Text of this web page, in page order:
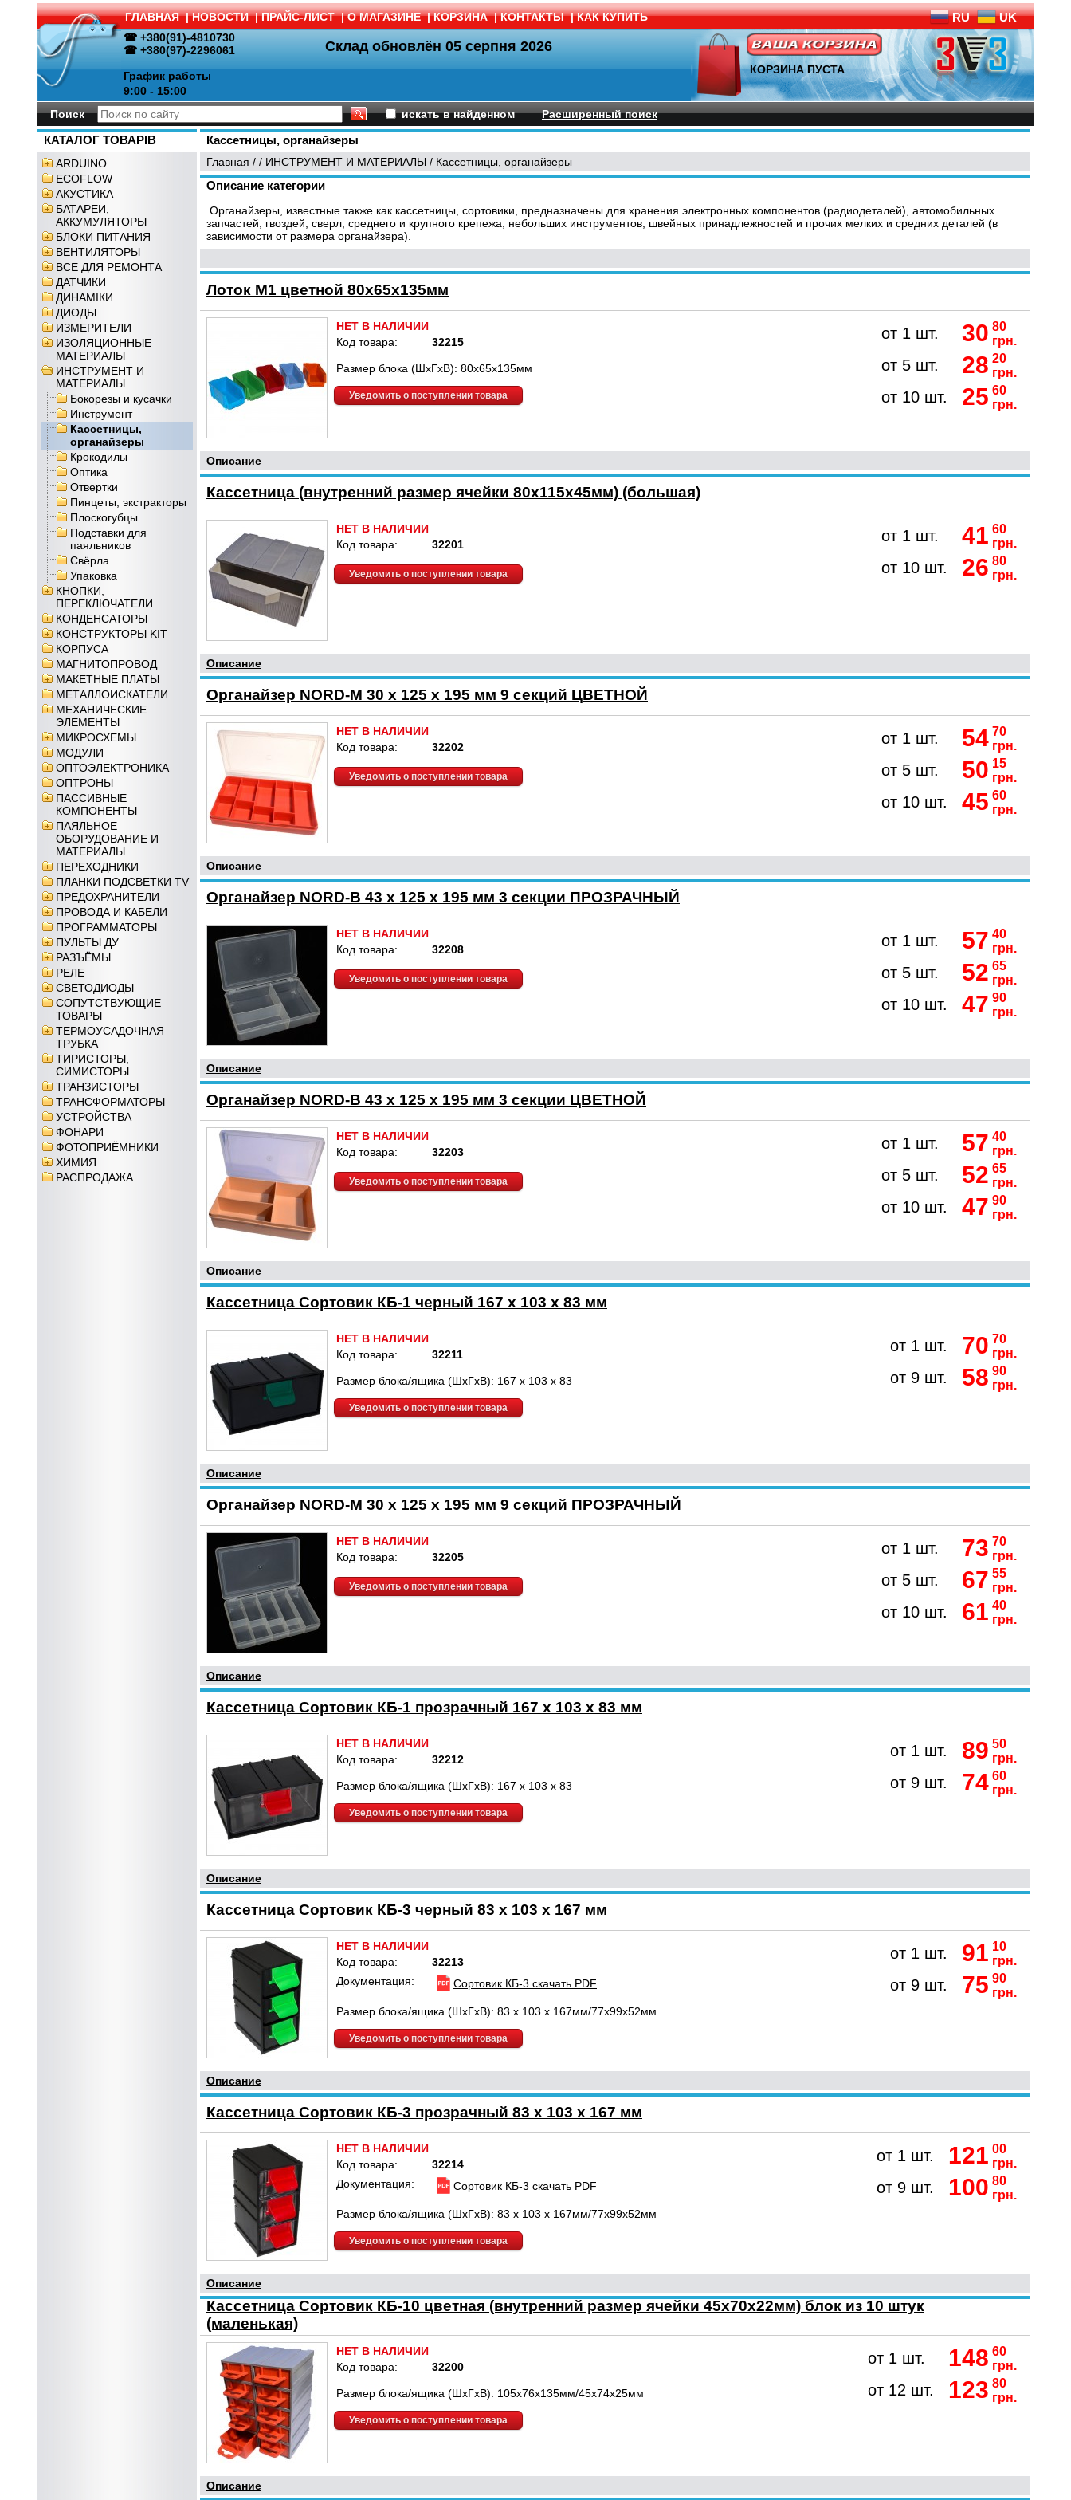
ГЛАВНАЯ | НОВОСТИ | ПРАЙС-ЛИСТ | О МАГАЗИНЕ | КОРЗИНА | КОНТАКТЫ | КАК КУПИТЬ RU UK
☎ +380(91)-4810730
☎ +380(97)-2296061
График работы
9:00 - 15:00
Склад обновлён 05 серпня 2026
КОРЗИНА ПУСТА
Поиск искать в найденном Расширенный поиск
КАТАЛОГ ТОВАРІВ
ARDUINO
ECOFLOW
АКУСТИКА
БАТАРЕИ,
АККУМУЛЯТОРЫ
БЛОКИ ПИТАНИЯ
ВЕНТИЛЯТОРЫ
ВСЕ ДЛЯ РЕМОНТА
ДАТЧИКИ
ДИНАМІКИ
ДИОДЫ
ИЗМЕРИТЕЛИ
ИЗОЛЯЦИОННЫЕ
МАТЕРИАЛЫ
ИНСТРУМЕНТ И
МАТЕРИАЛЫ
Бокорезы и кусачки
Инструмент
Кассетницы,
органайзеры
Крокодилы
Оптика
Отвертки
Пинцеты, экстракторы
Плоскогубцы
Подставки для
паяльников
Свёрла
Упаковка
КНОПКИ,
ПЕРЕКЛЮЧАТЕЛИ
КОНДЕНСАТОРЫ
КОНСТРУКТОРЫ KIT
КОРПУСА
МАГНИТОПРОВОД
МАКЕТНЫЕ ПЛАТЫ
МЕТАЛЛОИСКАТЕЛИ
МЕХАНИЧЕСКИЕ
ЭЛЕМЕНТЫ
МИКРОСХЕМЫ
МОДУЛИ
ОПТОЭЛЕКТРОНИКА
ОПТРОНЫ
ПАССИВНЫЕ
КОМПОНЕНТЫ
ПАЯЛЬНОЕ
ОБОРУДОВАНИЕ И
МАТЕРИАЛЫ
ПЕРЕХОДНИКИ
ПЛАНКИ ПОДСВЕТКИ TV
ПРЕДОХРАНИТЕЛИ
ПРОВОДА И КАБЕЛИ
ПРОГРАММАТОРЫ
ПУЛЬТЫ ДУ
РАЗЪЁМЫ
РЕЛЕ
СВЕТОДИОДЫ
СОПУТСТВУЮЩИЕ
ТОВАРЫ
ТЕРМОУСАДОЧНАЯ
ТРУБКА
ТИРИСТОРЫ,
СИМИСТОРЫ
ТРАНЗИСТОРЫ
ТРАНСФОРМАТОРЫ
УСТРОЙСТВА
ФОНАРИ
ФОТОПРИЁМНИКИ
ХИМИЯ
РАСПРОДАЖА
Кассетницы, органайзеры
Главная / / ИНСТРУМЕНТ И МАТЕРИАЛЫ / Кассетницы, органайзеры
Описание категории
Органайзеры, известные также как кассетницы, сортовики, предназначены для хранения электронных компонентов (радиодеталей), автомобильных
запчастей, гвоздей, сверл, среднего и крупного крепежа, небольших инструментов, швейных принадлежностей и прочих мелких и средних деталей (в
зависимости от размера органайзера).
Лоток М1 цветной 80х65х135мм
НЕТ В НАЛИЧИИ
Код товара:
32215
Размер блока (ШхГхВ): 80х65х135мм
Уведомить о поступлении товара
от 1 шт. 30 80
грн.
от 5 шт. 28 20
грн.
от 10 шт. 25 60
грн.
Описание
Кассетница (внутренний размер ячейки 80х115х45мм) (большая)
НЕТ В НАЛИЧИИ
Код товара:
32201
Уведомить о поступлении товара
от 1 шт. 41 60
грн.
от 10 шт. 26 80
грн.
Описание
Органайзер NORD-M 30 x 125 x 195 мм 9 секций ЦВЕТНОЙ
НЕТ В НАЛИЧИИ
Код товара:
32202
Уведомить о поступлении товара
от 1 шт. 54 70
грн.
от 5 шт. 50 15
грн.
от 10 шт. 45 60
грн.
Описание
Органайзер NORD-B 43 x 125 x 195 мм 3 секции ПРОЗРАЧНЫЙ
НЕТ В НАЛИЧИИ
Код товара:
32208
Уведомить о поступлении товара
от 1 шт. 57 40
грн.
от 5 шт. 52 65
грн.
от 10 шт. 47 90
грн.
Описание
Органайзер NORD-B 43 x 125 x 195 мм 3 секции ЦВЕТНОЙ
НЕТ В НАЛИЧИИ
Код товара:
32203
Уведомить о поступлении товара
от 1 шт. 57 40
грн.
от 5 шт. 52 65
грн.
от 10 шт. 47 90
грн.
Описание
Кассетница Сортовик КБ-1 черный 167 x 103 x 83 мм
НЕТ В НАЛИЧИИ
Код товара:
32211
Размер блока/ящика (ШхГхВ): 167 x 103 x 83
Уведомить о поступлении товара
от 1 шт. 70 70
грн.
от 9 шт. 58 90
грн.
Описание
Органайзер NORD-M 30 x 125 x 195 мм 9 секций ПРОЗРАЧНЫЙ
НЕТ В НАЛИЧИИ
Код товара:
32205
Уведомить о поступлении товара
от 1 шт. 73 70
грн.
от 5 шт. 67 55
грн.
от 10 шт. 61 40
грн.
Описание
Кассетница Сортовик КБ-1 прозрачный 167 x 103 x 83 мм
НЕТ В НАЛИЧИИ
Код товара:
32212
Размер блока/ящика (ШхГхВ): 167 x 103 x 83
Уведомить о поступлении товара
от 1 шт. 89 50
грн.
от 9 шт. 74 60
грн.
Описание
Кассетница Сортовик КБ-3 черный 83 х 103 х 167 мм
НЕТ В НАЛИЧИИ
Код товара:
32213
Документация:
Сортовик КБ-3 скачать PDF
Размер блока/ящика (ШхГхВ): 83 х 103 х 167мм/77х99х52мм
Уведомить о поступлении товара
от 1 шт. 91 10
грн.
от 9 шт. 75 90
грн.
Описание
Кассетница Сортовик КБ-3 прозрачный 83 х 103 х 167 мм
НЕТ В НАЛИЧИИ
Код товара:
32214
Документация:
Сортовик КБ-3 скачать PDF
Размер блока/ящика (ШхГхВ): 83 х 103 х 167мм/77х99х52мм
Уведомить о поступлении товара
от 1 шт. 121 00
грн.
от 9 шт. 100 80
грн.
Описание
Кассетница Сортовик КБ-10 цветная (внутренний размер ячейки 45х70х22мм) блок из 10 штук
(маленькая)
НЕТ В НАЛИЧИИ
Код товара:
32200
Размер блока/ящика (ШхГхВ): 105х76х135мм/45х74х25мм
Уведомить о поступлении товара
от 1 шт. 148 60
грн.
от 12 шт. 123 80
грн.
Описание